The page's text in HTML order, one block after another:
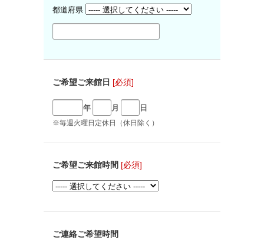
都道府県
ご希望ご来館日 [必須]
年 月 日
※毎週火曜日定休日（休日除く）
ご希望ご来館時間 [必須]
ご連絡ご希望時間